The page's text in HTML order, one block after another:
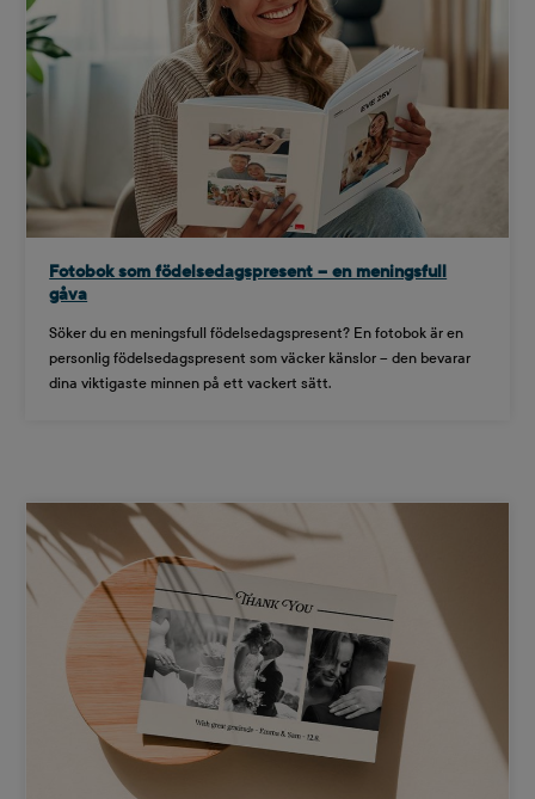
Fotobok som födelsedagspresent – en meningsfull
gåva
Söker du en meningsfull födelsedagspresent? En fotobok är en
personlig födelsedagspresent som väcker känslor – den bevarar
dina viktigaste minnen på ett vackert sätt.